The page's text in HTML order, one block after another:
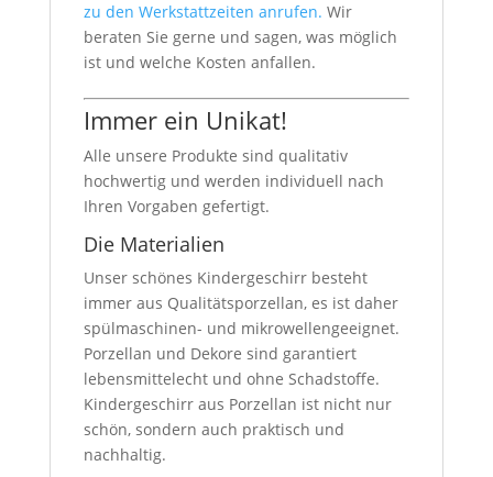
zu den Werkstattzeiten anrufen. Wir
beraten Sie gerne und sagen, was möglich
ist und welche Kosten anfallen.
Immer ein Unikat!
Alle unsere Produkte sind qualitativ
hochwertig und werden individuell nach
Ihren Vorgaben gefertigt.
Die Materialien
Unser schönes Kindergeschirr besteht
immer aus Qualitätsporzellan, es ist daher
spülmaschinen- und mikrowellengeeignet.
Porzellan und Dekore sind garantiert
lebensmittelecht und ohne Schadstoffe.
Kindergeschirr aus Porzellan ist nicht nur
schön, sondern auch praktisch und
nachhaltig.